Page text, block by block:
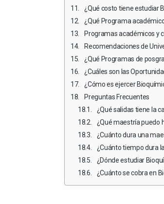
¿Qué costo tiene estudiar
¿Qué Programa
Programas académicos y
Recomendaciones de
¿Qué Programas de
¿Cuáles son las
¿Cómo es ejercer
Preguntas Frecuentes
¿Qué salidas tiene la
¿Qué maestría puedo
¿Cuánto dura una
¿Cuánto tiempo dura
¿Dónde estudiar
¿Cuánto se cobra en